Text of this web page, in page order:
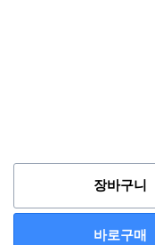
장바구니
바로구매